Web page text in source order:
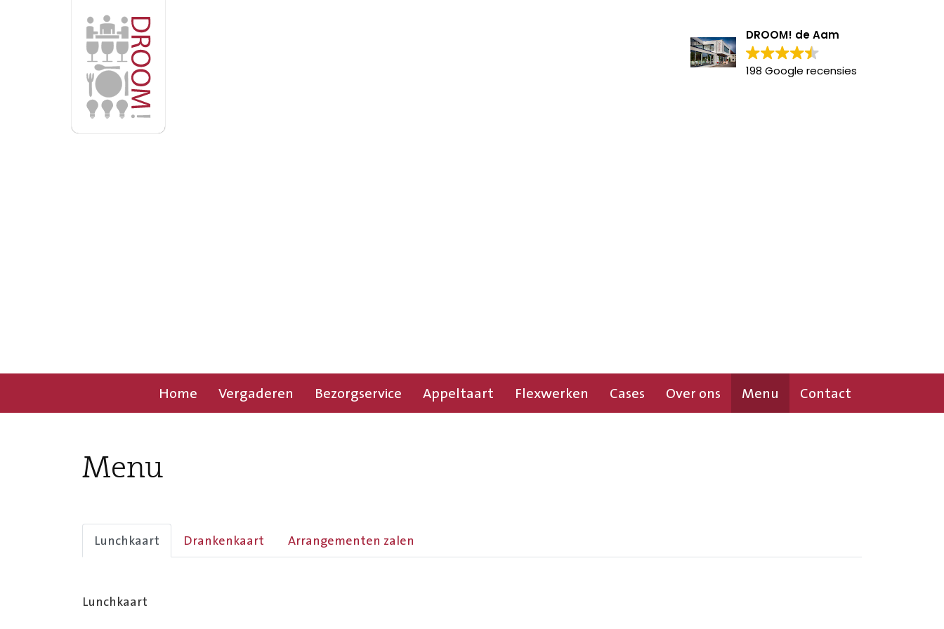
DROOM! de Aam
198 Google recensies
Home Vergaderen Bezorgservice Appeltaart Flexwerken Cases Over ons Menu Contact
Menu
Lunchkaart Drankenkaart Arrangementen zalen
Lunchkaart